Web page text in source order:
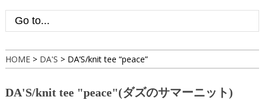
HOME> DA'S > DA’S/knit tee “peace”
DA'S/knit tee "peace"(ダズのサマーニット)